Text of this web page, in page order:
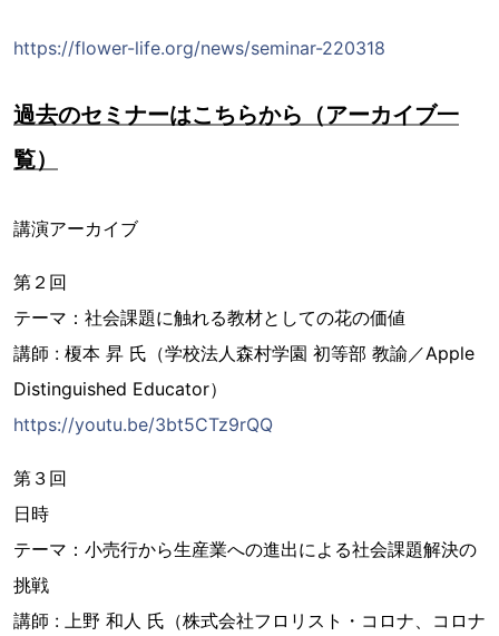
https://flower-life.org/news/seminar-220318
過去のセミナーはこちらから（アーカイブ一
覧）
講演アーカイブ
第２回
テーマ：社会課題に触れる教材としての花の価値
講師 : 榎本 昇 氏（学校法人森村学園 初等部 教諭／Apple
Distinguished Educator）
https://youtu.be/3bt5CTz9rQQ
第３回
日時
テーマ：小売行から生産業への進出による社会課題解決の
挑戦
講師 : 上野 和人 氏（株式会社フロリスト・コロナ、コロナ